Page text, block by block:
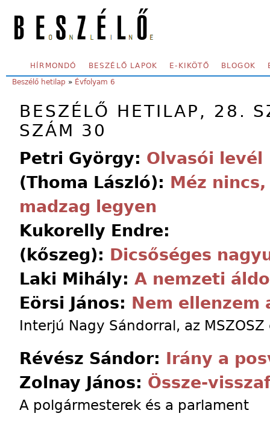
SECONDARY MENU
HÍRMONDÓ BESZÉLŐ LAPOK E-KIKÖTŐ BLOGOK
YOU ARE HERE:
Beszélő hetilap » Évfolyam 6
BESZÉLŐ HETILAP, 28.
SZÁM 30
Petri György: Olvasói levél
(Thoma László): Méz
madzag legyen
Kukorelly Endre:
(kőszeg): Dicsőséges
Laki Mihály: A nemzeti
Eörsi János: Nem ellenzem
Interjú Nagy Sándorral, az
Révész Sándor: Irány a
Zolnay János: Össze-
A polgármesterek és a parlament